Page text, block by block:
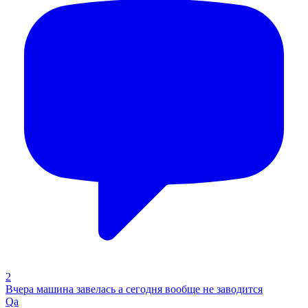
2
Вчера машина завелась а сегодня вообще не заводится
Qa